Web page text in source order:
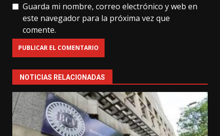
Guarda mi nombre, correo electrónico y web en
este navegador para la próxima vez que
comente.
NOTICIAS RELACIONADAS